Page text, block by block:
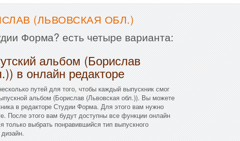
(ЛЬВОВСКАЯ ОБЛ.)
Форма? есть четыре варианта:
альбом (Борислав
в онлайн редакторе
путей для того, чтобы каждый выпускник смог
альбом (Борислав (Львовская обл.)). Вы можете
в редакторе Студии Форма. Для этого вам нужно
После этого вам будут доступны все функции онлайн
только выбрать понравившийся тип выпускного